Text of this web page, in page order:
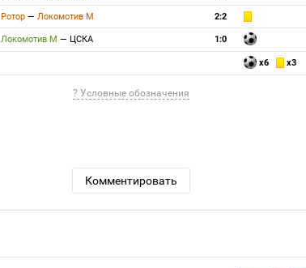
Ротор — Локомотив М 2:2
Локомотив М — ЦСКА 1:0
x6 x3
? Условные обозначения
Комментировать